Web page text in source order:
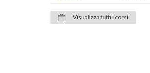
Visualizza tutti i corsi